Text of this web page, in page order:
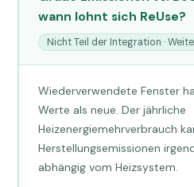
wann lohnt sich ReUse?
Nicht Teil der Integration ·
Wiederverwendete Fenster
Werte als neue. Der jährliche
Heizenergiemehrverbrauch
Herstellungsemissionen
abhängig vom Heizsystem.